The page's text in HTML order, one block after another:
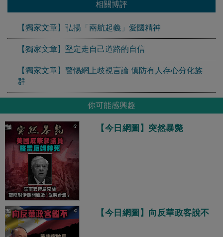
相關博評
【獨家文章】弘揚「兩航起義」愛國精神
【獨家文章】堅定走自己道路的自信
【獨家文章】警惕網上歧視言論 慎防有人存心分化族
群
你可能感興趣
【今日網圖】突然暴斃
【今日網圖】向反華政客說不